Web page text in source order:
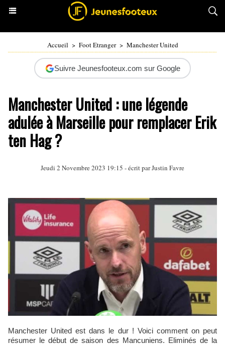
Accueil > Foot Etranger > Manchester United
Suivre Jeunesfooteux.com sur Google
Manchester United : une légende
adulée à Marseille pour remplacer Erik
ten Hag ?
Jeudi 2 Novembre 2023 19:15 - écrit parJustin Favre
Manchester United est dans le dur ! Voici comment on peut
résumer le début de saison des Mancuniens. Eliminés de la